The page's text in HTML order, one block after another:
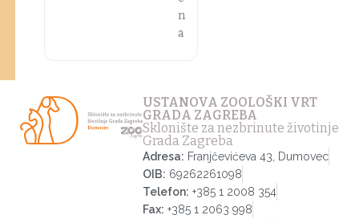
n
a
USTANOVA ZOOLOŠKI VRT
GRADA ZAGREBA
Sklonište za nezbrinute životinje
Grada Zagreba
Adresa: Franjčevićeva 43, Dumovec
OIB: 69262261098
Telefon: +385 1 2008 354
Fax: +385 1 2063 998